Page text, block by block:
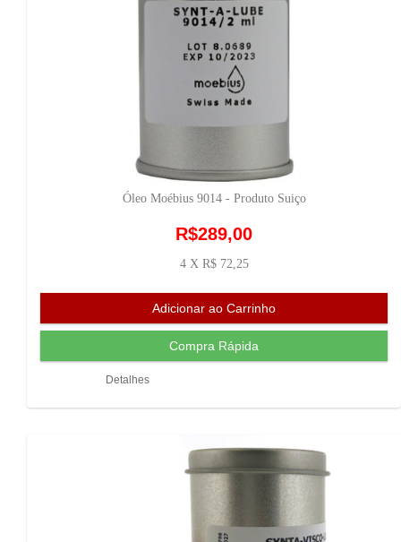
Óleo Moébius 9014 - Produto Suiço
R$289,00
4 X R$ 72,25
Detalhes